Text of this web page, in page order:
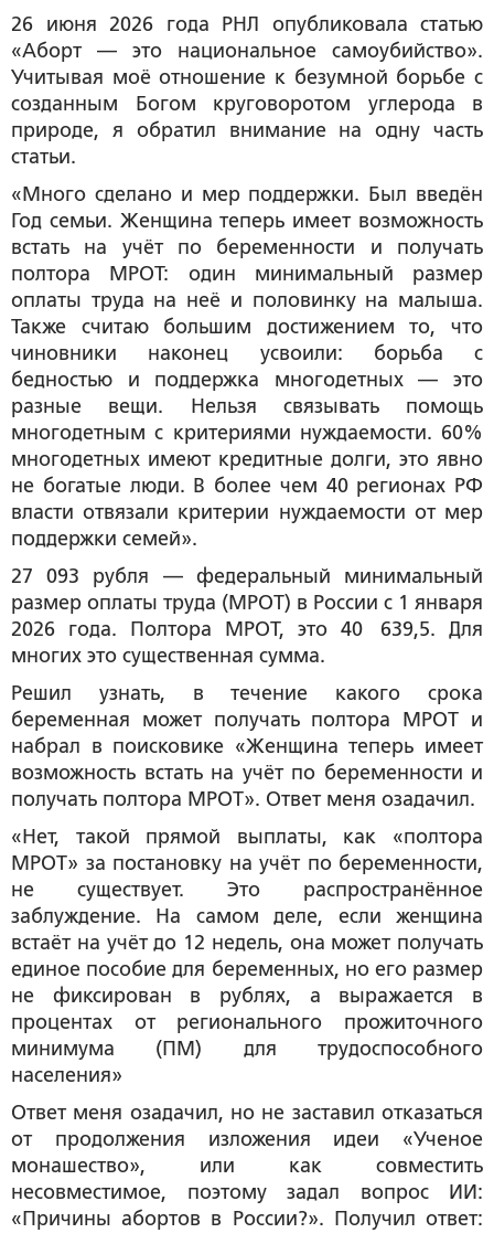
26 июня 2026 года РНЛ опубликовала статью
«Аборт — это национальное самоубийство».
Учитывая моё отношение к безумной борьбе с
созданным Богом круговоротом углерода в
природе, я обратил внимание на одну часть
статьи.
«Много сделано и мер поддержки. Был введён
Год семьи. Женщина теперь имеет возможность
встать на учёт по беременности и получать
полтора МРОТ: один минимальный размер
оплаты труда на неё и половинку на малыша.
Также считаю большим достижением то, что
чиновники наконец усвоили: борьба с
бедностью и поддержка многодетных — это
разные вещи. Нельзя связывать помощь
многодетным с критериями нуждаемости. 60%
многодетных имеют кредитные долги, это явно
не богатые люди. В более чем 40 регионах РФ
власти отвязали критерии нуждаемости от мер
поддержки семей».
27 093 рубля — федеральный минимальный
размер оплаты труда (МРОТ) в России с 1 января
2026 года. Полтора МРОТ, это 40 639,5. Для
многих это существенная сумма.
Решил узнать, в течение какого срока
беременная может получать полтора МРОТ и
набрал в поисковике «Женщина теперь имеет
возможность встать на учёт по беременности и
получать полтора МРОТ». Ответ меня озадачил.
«Нет, такой прямой выплаты, как «полтора
МРОТ» за постановку на учёт по беременности,
не существует. Это распространённое
заблуждение. На самом деле, если женщина
встаёт на учёт до 12 недель, она может получать
единое пособие для беременных, но его размер
не фиксирован в рублях, а выражается в
процентах от регионального прожиточного
минимума (ПМ) для трудоспособного
населения»
Ответ меня озадачил, но не заставил отказаться
от продолжения изложения идеи «Ученое
монашество», или как совместить
несовместимое, поэтому задал вопрос ИИ:
«Причины абортов в России?». Получил ответ: